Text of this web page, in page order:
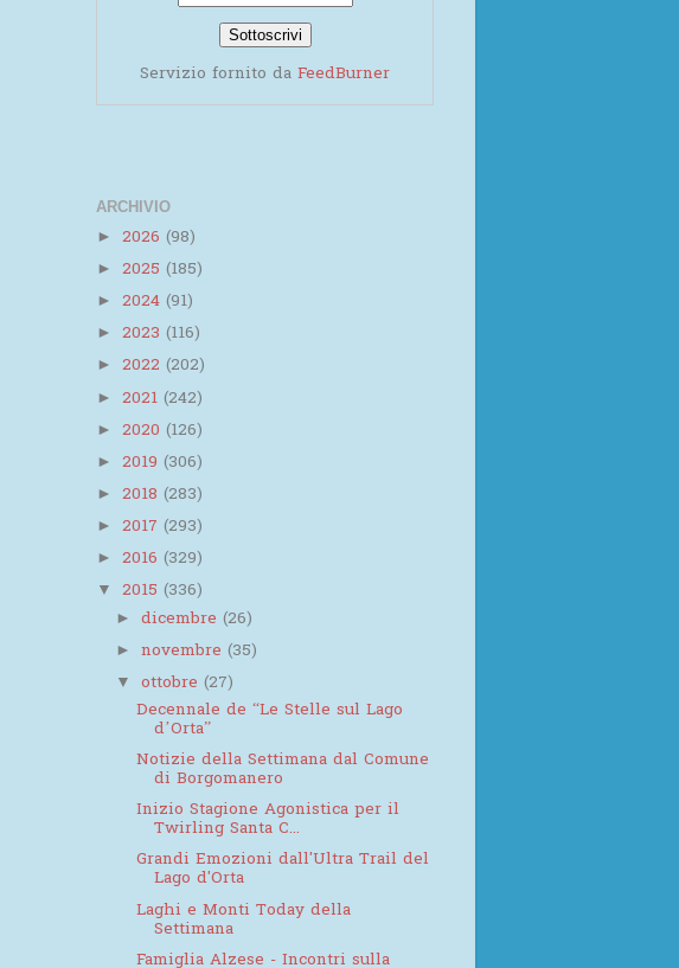
Servizio fornito da FeedBurner
ARCHIVIO
► 2026 (98)
► 2025 (185)
► 2024 (91)
► 2023 (116)
► 2022 (202)
► 2021 (242)
► 2020 (126)
► 2019 (306)
► 2018 (283)
► 2017 (293)
► 2016 (329)
▼ 2015 (336)
►dicembre(26)
►novembre(35)
▼ottobre(27)
Decennale de “Le Stelle sul Lago
d’Orta”
Notizie della Settimana dal Comune
di Borgomanero
Inizio Stagione Agonistica per il
Twirling Santa C...
Grandi Emozioni dall'Ultra Trail del
Lago d'Orta
Laghi e Monti Today della
Settimana
Famiglia Alzese - Incontri sulla